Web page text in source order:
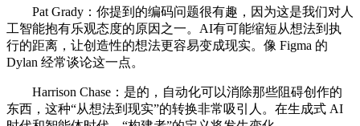
Pat Grady：你提到的编码问题很有趣，因为这是我们对人
工智能抱有乐观态度的原因之一。AI有可能缩短从想法到执
行的距离，让创造性的想法更容易变成现实。像 Figma 的
Dylan 经常谈论这一点。
Harrison Chase：是的，自动化可以消除那些阻碍创作的
东西，这种“从想法到现实”的转换非常吸引人。在生成式 AI